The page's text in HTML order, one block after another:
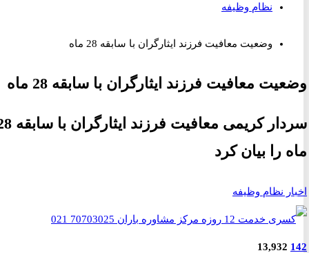
نظام وظیفه
وضعیت معافیت فرزند ایثارگران با سابقه 28 ماه
معافیت فرزند ایثارگران با سابقه 28 ماه
سردار کریمی معافیت فرزند ایثارگران با سابقه 28
را بیان کرد
نظام وظیفه
13,932